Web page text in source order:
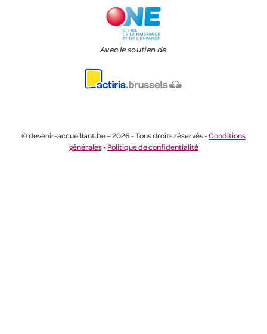
Avec le soutien de
© devenir-accueillant.be – 2026 - Tous droits réservés -Conditions
générales-Politique de confidentialité